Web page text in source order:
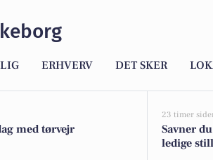
ERHVERV DET SKER
med tørvejr
23 timer
Savner
ledige